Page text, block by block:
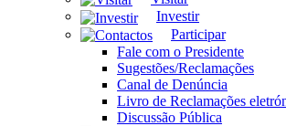
Investir
Participar
Fale com o Presidente
Sugestões/Reclamações
Canal de Denúncia
Livro de Reclamações
Discussão Pública